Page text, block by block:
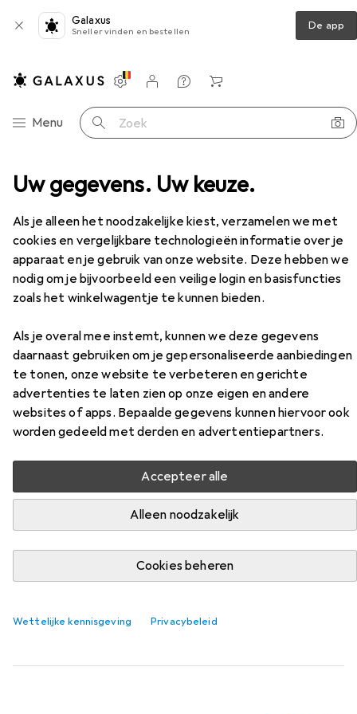
Uw gegevens. Uw keuze.
Als je alleen het noodzakelijke kiest, verzamelen we met
cookies en vergelijkbare technologieën informatie over je
apparaat en je gebruik van onze website. Deze hebben we
nodig om je bijvoorbeeld een veilige login en basisfuncties
zoals het winkelwagentje te kunnen bieden.
Als je overal mee instemt, kunnen we deze gegevens
daarnaast gebruiken om je gepersonaliseerde aanbiedingen
te tonen, onze website te verbeteren en gerichte
advertenties te laten zien op onze eigen en andere
websites of apps. Bepaalde gegevens kunnen hiervoor ook
worden gedeeld met derden en advertentiepartners.
Accepteer alle
Alleen noodzakelijk
Cookies beheren
Wettelijke kennisgeving Privacybeleid
Galaxus
Sneller vinden en bestellen De app
Categorie navigatie
Menu Zoek op
Instellingen
Klantenaccount
Produktvergelijking
Verlanglijstje
Winkelmandje
Tork Mini Jumbo Rolhouder Zwart T2
EUR
71,96
TorkMini Jumbo Rolhouder Zwart T2
Jumbo Rolhouder Zwart T2
Vind bijpassende accessoires voor de Tork Mini Jumbo
Rolhouder Zwart T2 uit de categorie Toiletpapier.
Relevantie
Productlijst
EUR
62,91 EUR
Toiletpapier Mini Jumbo 3-laags papier wit 600 vel/rl.